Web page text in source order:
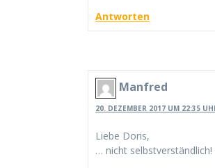
Antworten
Manfred
20. DEZEMBER 2017 UM 22:35
Liebe Doris,
… nicht